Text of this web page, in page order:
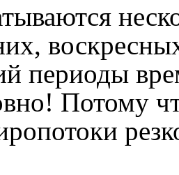
периоды
Потому